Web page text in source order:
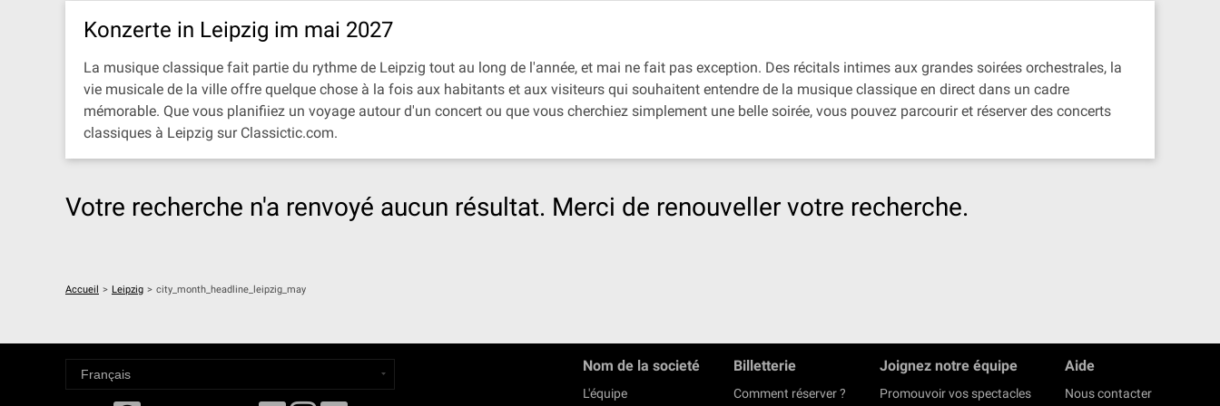
Konzerte in Leipzig im mai 2027
La musique classique fait partie du rythme de Leipzig tout au long de l'année, et mai ne fait pas exception. Des récitals intimes aux grandes soirées orchestrales, la
vie musicale de la ville offre quelque chose à la fois aux habitants et aux visiteurs qui souhaitent entendre de la musique classique en direct dans un cadre
mémorable. Que vous planifiiez un voyage autour d'un concert ou que vous cherchiez simplement une belle soirée, vous pouvez parcourir et réserver des concerts
classiques à Leipzig sur Classictic.com.
Votre recherche n'a renvoyé aucun résultat. Merci de renouveller votre recherche.
Accueil > Leipzig > city_month_headline_leipzig_may
Nom de la societé
L'équipe
Billetterie
Comment réserver ?
Joignez notre équipe
Promouvoir vos spectacles
Aide
Nous contacter